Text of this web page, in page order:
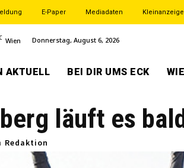
E-Paper Mediadaten
C Wien Donnerstag, August 6, 2026
AKTUELL BEI DIR UMS ECK
läuft es
Redaktion